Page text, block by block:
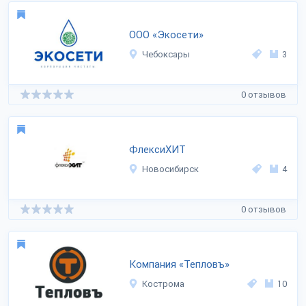
ООО «Экосети»
Чебоксары 3
0 отзывов
ФлексиХИТ
Новосибирск 4
0 отзывов
Компания «Тепловъ»
Кострома 10